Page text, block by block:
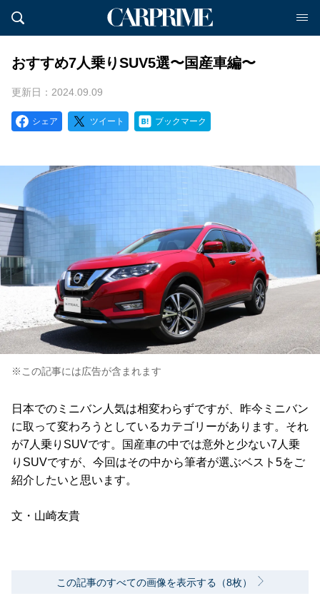
おすすめ7人乗りSUV5選〜国産車編〜
更新日：2024.09.09
シェア ツイート ブックマーク
※この記事には広告が含まれます
日本でのミニバン人気は相変わらずですが、昨今ミニバン
に取って変わろうとしているカテゴリーがあります。それ
が7人乗りSUVです。国産車の中では意外と少ない7人乗
りSUVですが、今回はその中から筆者が選ぶベスト5をご
紹介したいと思います。
文・山崎友貴
この記事のすべての画像を表示する（8枚）